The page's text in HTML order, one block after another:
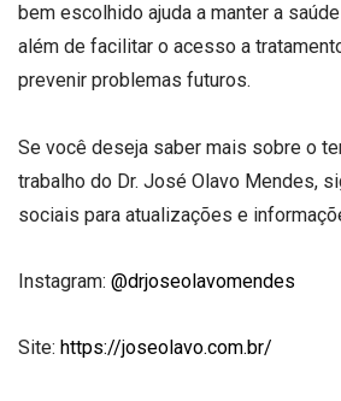
bem escolhido ajuda a manter a
além de facilitar o acesso a
prevenir problemas futuros.
Se você deseja saber mais sobre o
trabalho do Dr. José Olavo Mendes,
sociais para atualizações e
Instagram: @drjoseolavomendes
Site: https://joseolavo.com.br/